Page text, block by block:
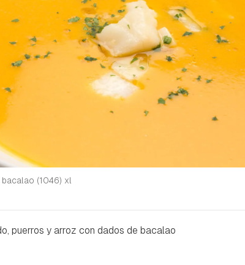
(1046) xl
puerros y arroz con dados de bacalao